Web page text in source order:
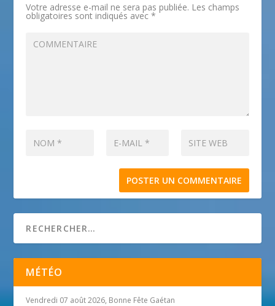
Votre adresse e-mail ne sera pas publiée. Les champs
obligatoires sont indiqués avec*
MÉTÉO
Vendredi 07 août 2026, Bonne Fête Gaétan